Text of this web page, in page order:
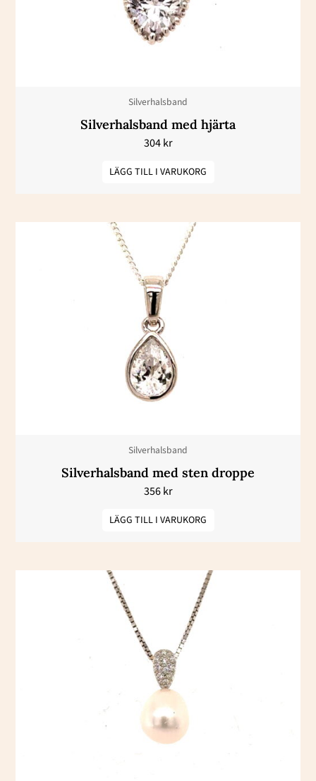
Silverhalsband
Silverhalsband med hjärta
304kr
LÄGG TILL I VARUKORG
Silverhalsband
Silverhalsband med sten droppe
356kr
LÄGG TILL I VARUKORG